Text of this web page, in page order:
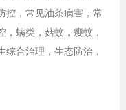
控，常见油茶病害，常
，螨类，菇蚊，瘿蚊，
合治理，生态防治，